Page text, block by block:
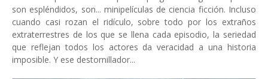
son espléndidos, son... minipelículas de ciencia ficción. Incluso
cuando casi rozan el ridículo, sobre todo por los extraños
extraterrestres de los que se llena cada episodio, la seriedad
que reflejan todos los actores da veracidad a una historia
imposible. Y ese destornillador...